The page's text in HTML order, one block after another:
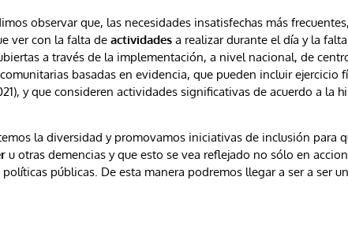
observar que, las necesidades insatisfechas más
ver con la falta de actividades a realizar durante el día y la
a través de la implementación, a nivel nacional, de
basadas en evidencia, que pueden incluir ejercicio
y que consideren actividades significativas de acuerdo a la
la diversidad y promovamos iniciativas de inclusión para
u otras demencias y que esto se vea reflejado no sólo en
públicas. De esta manera podremos llegar a ser a ser